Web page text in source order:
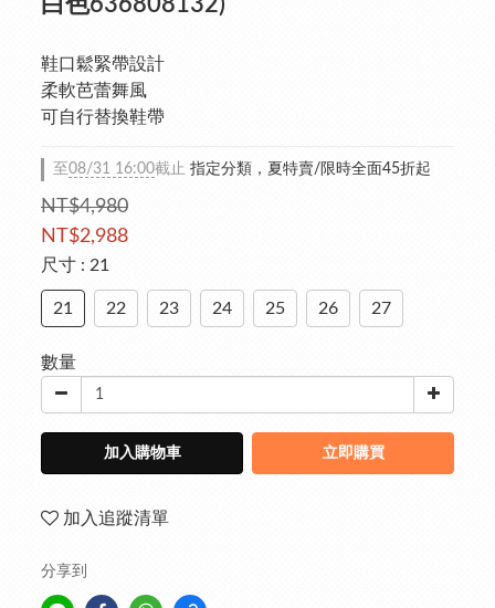
鞋口鬆緊帶設計
柔軟芭蕾舞風
可自行替換鞋帶
至08/31 16:00截止 指定分類，夏特賣/限時全面45折起
NT$4,980
NT$2,988
尺寸 : 21
21 22 23 24 25 26 27
數量
加入購物車 立即購買
加入追蹤清單
分享到